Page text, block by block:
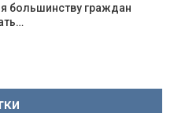
большинству граждан